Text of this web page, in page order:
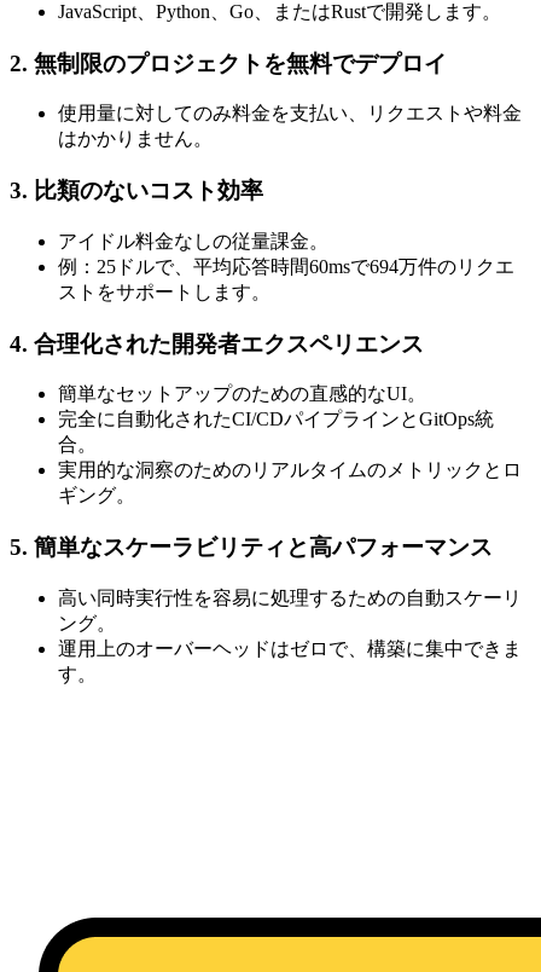
JavaScript、Python、Go、またはRustで開発します。
2. 無制限のプロジェクトを無料でデプロイ
使用量に対してのみ料金を支払い、リクエストや料金
はかかりません。
3. 比類のないコスト効率
アイドル料金なしの従量課金。
例：25ドルで、平均応答時間60msで694万件のリクエ
ストをサポートします。
4. 合理化された開発者エクスペリエンス
簡単なセットアップのための直感的なUI。
完全に自動化されたCI/CDパイプラインとGitOps統
合。
実用的な洞察のためのリアルタイムのメトリックとロ
ギング。
5. 簡単なスケーラビリティと高パフォーマンス
高い同時実行性を容易に処理するための自動スケーリ
ング。
運用上のオーバーヘッドはゼロで、構築に集中できま
す。